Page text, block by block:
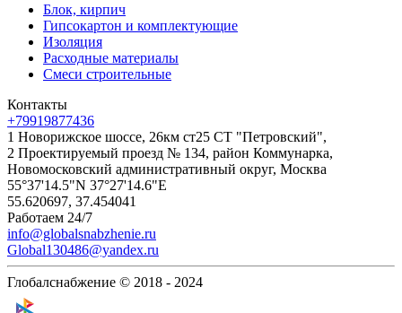
Блок, кирпич
Гипсокартон и комплектующие
Изоляция
Расходные материалы
Смеси строительные
Контакты
+79919877436
1 Новорижское шоссе, 26км ст25 СТ "Петровский",
2 Проектируемый проезд № 134, район Коммунарка,
Новомосковский административный округ, Москва
55°37'14.5"N 37°27'14.6"E
55.620697, 37.454041
Работаем 24/7
info@globalsnabzhenie.ru
Global130486@yandex.ru
Глобалснабжение © 2018 - 2024